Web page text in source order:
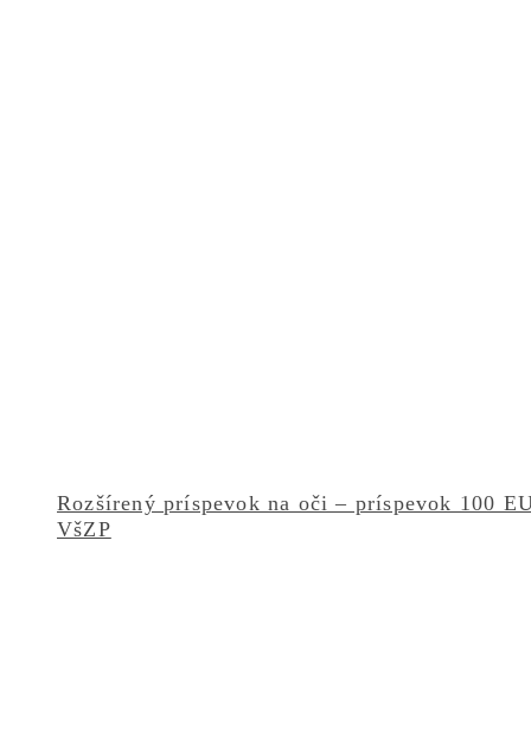
Rozšírený príspevok na oči – príspevok 100
VšZP